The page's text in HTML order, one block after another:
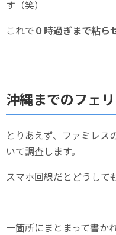
す（笑）
これで０時過ぎまで粘ら
沖縄までのフェ
とりあえず、ファミレ
いて調査します。
スマホ回線だとどうして
一箇所にまとまって書か